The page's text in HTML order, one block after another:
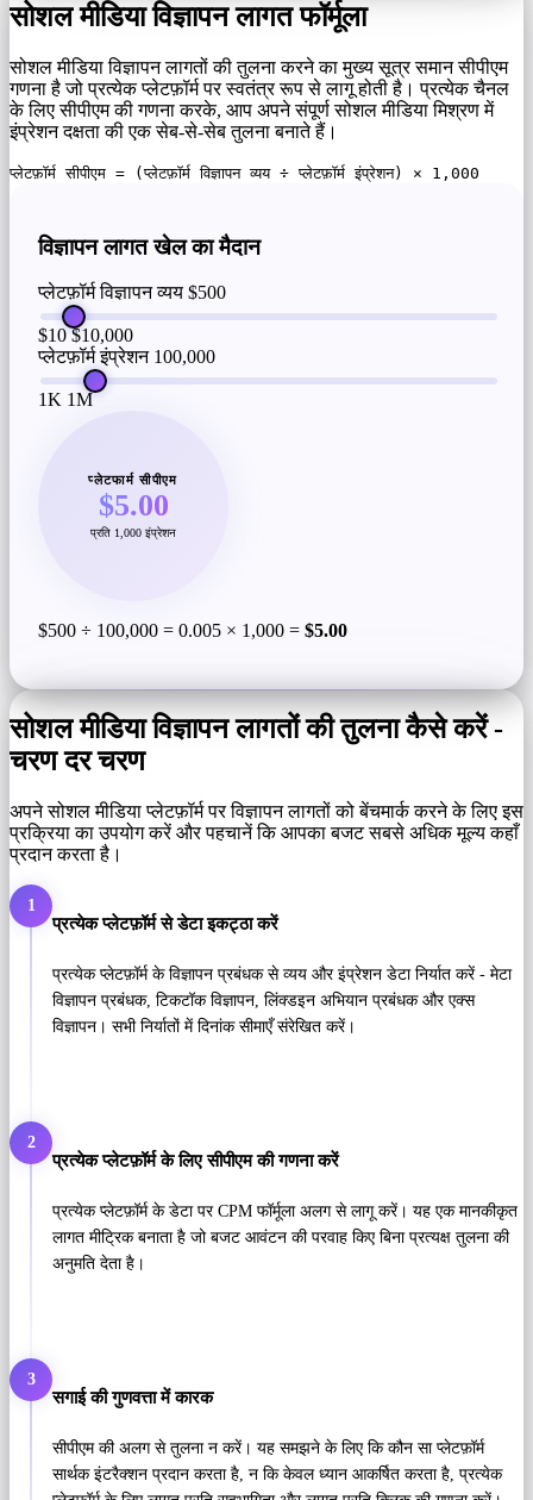
सोशल मीडिया विज्ञापन लागत फॉर्मूला
सोशल मीडिया विज्ञापन लागतों की तुलना करने का मुख्य सूत्र समान सीपीएम
गणना है जो प्रत्येक प्लेटफ़ॉर्म पर स्वतंत्र रूप से लागू होती है। प्रत्येक चैनल
के लिए सीपीएम की गणना करके, आप अपने संपूर्ण सोशल मीडिया मिश्रण में
इंप्रेशन दक्षता की एक सेब-से-सेब तुलना बनाते हैं।
प्लेटफ़ॉर्म सीपीएम = (प्लेटफ़ॉर्म विज्ञापन व्यय ÷ प्लेटफ़ॉर्म इंप्रेशन) × 1,000
विज्ञापन लागत खेल का मैदान
प्लेटफ़ॉर्म विज्ञापन व्यय $500
$10 $10,000
प्लेटफ़ॉर्म इंप्रेशन 100,000
1K 1M
प्लेटफार्म सीपीएम
$5.00
प्रति 1,000 इंप्रेशन
$500 ÷ 100,000 = 0.005 × 1,000 = $5.00
सोशल मीडिया विज्ञापन लागतों की तुलना कैसे करें -
चरण दर चरण
अपने सोशल मीडिया प्लेटफ़ॉर्म पर विज्ञापन लागतों को बेंचमार्क करने के लिए इस
प्रक्रिया का उपयोग करें और पहचानें कि आपका बजट सबसे अधिक मूल्य कहाँ
प्रदान करता है।
1
प्रत्येक प्लेटफ़ॉर्म से डेटा इकट्ठा करें
प्रत्येक प्लेटफ़ॉर्म के विज्ञापन प्रबंधक से व्यय और इंप्रेशन डेटा निर्यात करें - मेटा
विज्ञापन प्रबंधक, टिकटॉक विज्ञापन, लिंक्डइन अभियान प्रबंधक और एक्स
विज्ञापन। सभी निर्यातों में दिनांक सीमाएँ संरेखित करें।
2
प्रत्येक प्लेटफ़ॉर्म के लिए सीपीएम की गणना करें
प्रत्येक प्लेटफ़ॉर्म के डेटा पर CPM फॉर्मूला अलग से लागू करें। यह एक मानकीकृत
लागत मीट्रिक बनाता है जो बजट आवंटन की परवाह किए बिना प्रत्यक्ष तुलना की
अनुमति देता है।
3
सगाई की गुणवत्ता में कारक
सीपीएम की अलग से तुलना न करें। यह समझने के लिए कि कौन सा प्लेटफ़ॉर्म
सार्थक इंटरैक्शन प्रदान करता है, न कि केवल ध्यान आकर्षित करता है, प्रत्येक